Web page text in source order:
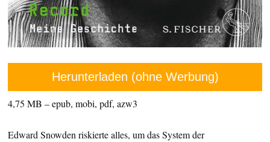
Herunterladen (ohne Werbung)
4,75 MB – epub, mobi, pdf, azw3
Edward Snowden riskierte alles, um das System der